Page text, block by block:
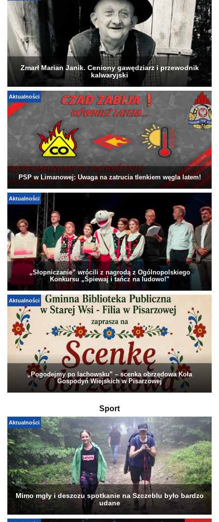
Zmarł Marian Janik. Ceniony gawędziarz i przewodnik
kalwaryjski
Aktualności
PSP w Limanowej: Uwaga na zatrucia tlenkiem węgla latem!
Aktualności
„Słopniczanie” wrócili z nagrodą z Ogólnopolskiego
Konkursu „Śpiewaj i tańcz na ludowo!”
Aktualności
„Pogodejmy po lachowsku” – scenka obrzędowa Koła
Gospodyń Wiejskich w Pisarzowej
Sport
Aktualności
Mimo mgły i deszczu spotkanie na Szczeblu było bardzo
udane